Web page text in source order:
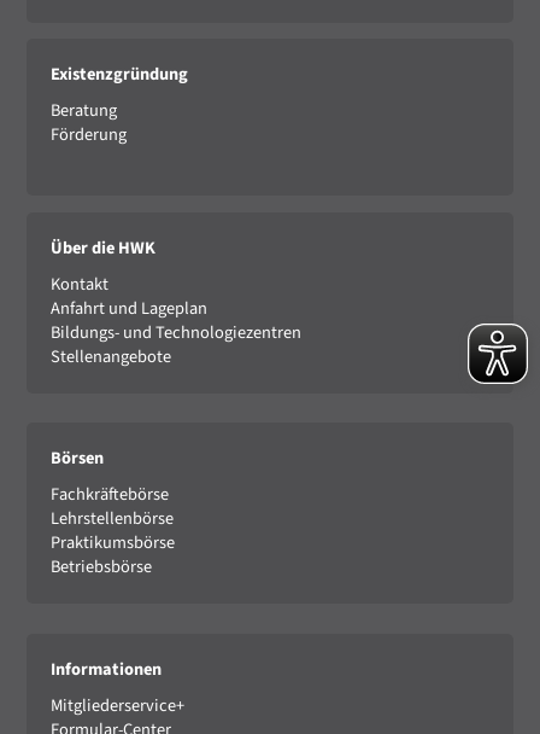
Existenzgründung
Beratung
Förderung
Über die HWK
Kontakt
Anfahrt und Lageplan
Bildungs- und Technologiezentren
Stellenangebote
Börsen
Fachkräftebörse
Lehrstellenbörse
Praktikumsbörse
Betriebsbörse
Informationen
Mitgliederservice+